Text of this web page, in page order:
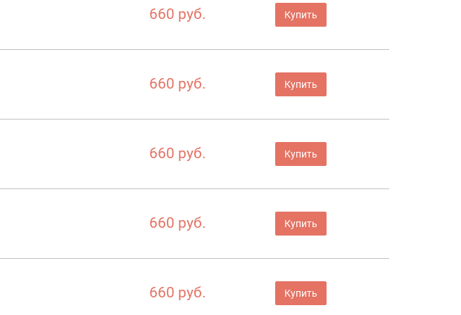
660 руб. Купить
660 руб. Купить
660 руб. Купить
660 руб. Купить
660 руб. Купить